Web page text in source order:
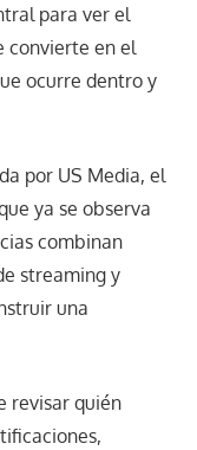
para ver el
convierte en el
ocurre dentro y
por US Media, el
ya se observa
combinan
streaming y
una
revisar quién